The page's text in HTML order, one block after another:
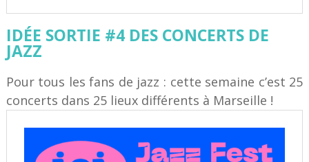
IDÉE SORTIE #4 DES CONCERTS DE
JAZZ
Pour tous les fans de jazz : cette semaine c’est 25
concerts dans 25 lieux différents à Marseille !